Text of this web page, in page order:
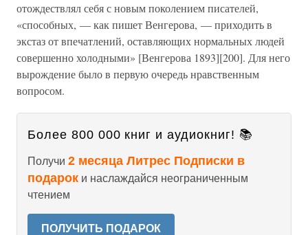
отождествлял себя с новым поколением писателей,
«способных, — как пишет Венгерова, — приходить в
экстаз от впечатлений, оставляющих нормальных людей
совершенно холодными» [Венгерова 1893][200]. Для него
вырождение было в первую очередь нравственным
вопросом.
Более 800 000 книг и аудиокниг! 📚
Получи 2 месяца Литрес Подписки в
подарок и наслаждайся неограниченным
чтением
ПОЛУЧИТЬ ПОДАРОК